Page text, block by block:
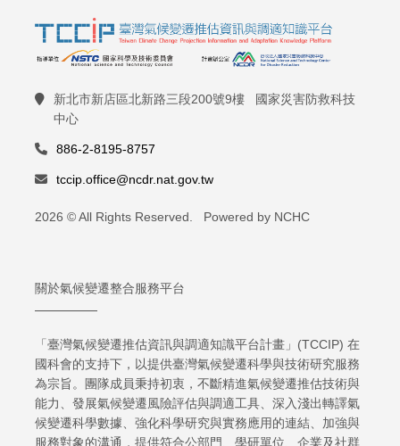
新北市新店區北新路三段200號9樓 國家災害防救科技
中心
886-2-8195-8757
tccip.office@ncdr.nat.gov.tw
2026 © All Rights Reserved. Powered by NCHC
關於氣候變遷整合服務平台
「臺灣氣候變遷推估資訊與調適知識平台計畫」(TCCIP) 在
國科會的支持下，以提供臺灣氣候變遷科學與技術研究服務
為宗旨。團隊成員秉持初衷，不斷精進氣候變遷推估技術與
能力、發展氣候變遷風險評估與調適工具、深入淺出轉譯氣
候變遷科學數據、強化科學研究與實務應用的連結、加強與
服務對象的溝通，提供符合公部門、學研單位、企業及社群